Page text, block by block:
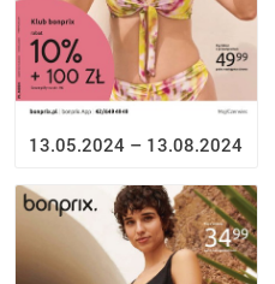
13.05.2024 – 13.08.2024